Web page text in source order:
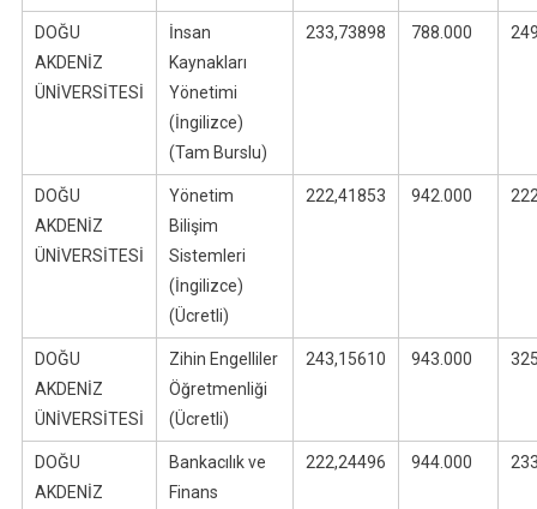
DOĞU
AKDENİZ
ÜNİVERSİTESİ
İnsan
Kaynakları
Yönetimi
(İngilizce)
(Tam Burslu)
233,73898 788.000
DOĞU
AKDENİZ
ÜNİVERSİTESİ
Yönetim
Bilişim
Sistemleri
(İngilizce)
(Ücretli)
222,41853 942.000
DOĞU
AKDENİZ
ÜNİVERSİTESİ
Zihin Engelliler
Öğretmenliği
(Ücretli)
243,15610 943.000
DOĞU
AKDENİZ
Bankacılık ve
Finans
222,24496 944.000